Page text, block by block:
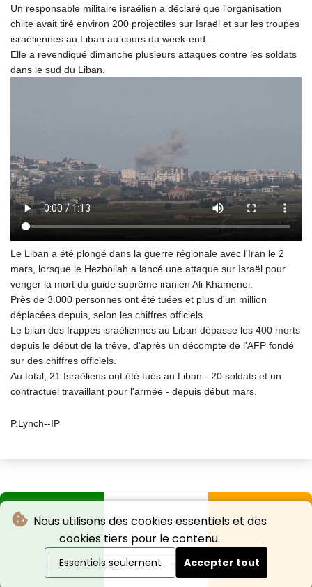
Nous utilisons des cookies essentiels et des
cookies tiers pour le contenu.
Essentiels seulement Accepter tout
Un responsable militaire israélien a déclaré que l'organisation
chiite avait tiré environ 200 projectiles sur Israël et sur les troupes
israéliennes au Liban au cours du week-end.
Elle a revendiqué dimanche plusieurs attaques contre les soldats
dans le sud du Liban.
Le Liban a été plongé dans la guerre régionale avec l'Iran le 2
mars, lorsque le Hezbollah a lancé une attaque sur Israël pour
venger la mort du guide suprême iranien Ali Khamenei.
Près de 3.000 personnes ont été tuées et plus d'un million
déplacées depuis, selon les chiffres officiels.
Le bilan des frappes israéliennes au Liban dépasse les 400 morts
depuis le début de la trêve, d'après un décompte de l'AFP fondé
sur des chiffres officiels.
Au total, 21 Israéliens ont été tués au Liban - 20 soldats et un
contractuel travaillant pour l'armée - depuis début mars.
P.Lynch--IP
© The Irish Press - 2026 - Tous droits réservés